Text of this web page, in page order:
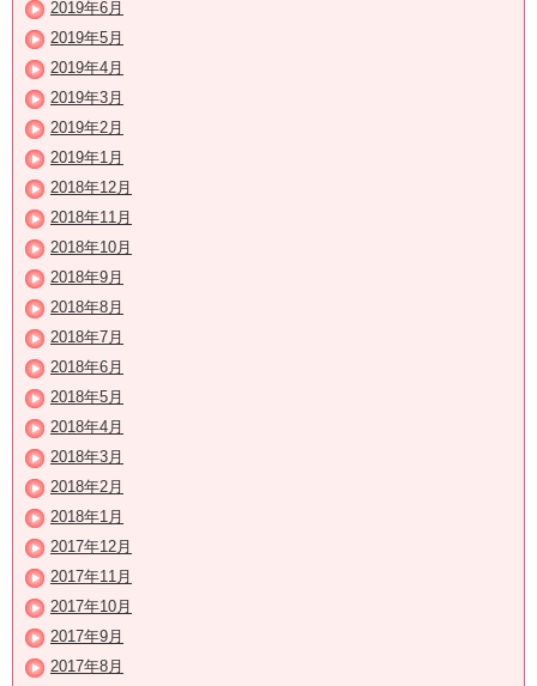
2019年6月
2019年5月
2019年4月
2019年3月
2019年2月
2019年1月
2018年12月
2018年11月
2018年10月
2018年9月
2018年8月
2018年7月
2018年6月
2018年5月
2018年4月
2018年3月
2018年2月
2018年1月
2017年12月
2017年11月
2017年10月
2017年9月
2017年8月